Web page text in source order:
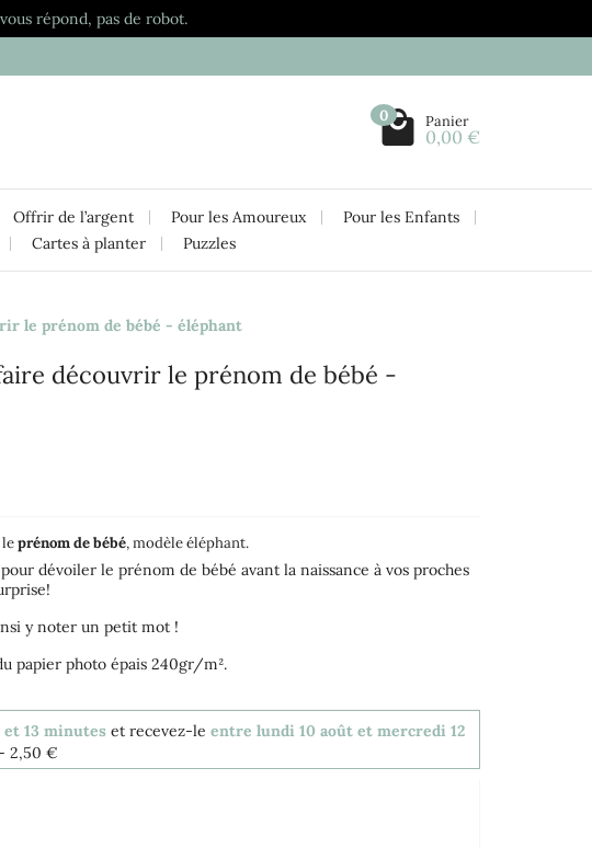
répond, pas de robot.
0 Panier
0,00 €
Offrir de l’argent Pour les Amoureux
Pour les Enfants
Cartes à planter Puzzles
le prénom de bébé - éléphant
découvrir le prénom de bébé -
leprénom de bébé, modèle éléphant.
dévoiler le prénom de bébé avant la naissance à vos proches
y noter un petit mot !
papier photo épais 240gr/m².
et 13 minutes et recevez-leentre lundi 10 août et mercredi 12
- 2,50 €